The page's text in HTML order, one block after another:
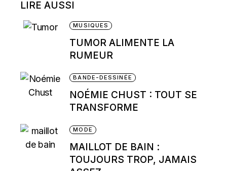
LIRE AUSSI
MUSIQUES
TUMOR ALIMENTE LA
RUMEUR
BANDE-DESSINÉE
NOÉMIE CHUST : TOUT SE
TRANSFORME
MODE
MAILLOT DE BAIN :
TOUJOURS TROP, JAMAIS